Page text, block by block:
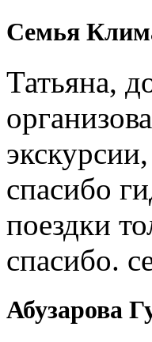
Cемья
Татьяна,
спасибо
поездки
спасибо.
Абузарова